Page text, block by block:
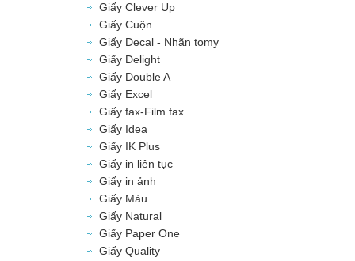
Giấy Clever Up
Giấy Cuộn
Giấy Decal - Nhãn tomy
Giấy Delight
Giấy Double A
Giấy Excel
Giấy fax-Film fax
Giấy Idea
Giấy IK Plus
Giấy in liên tục
Giấy in ảnh
Giấy Màu
Giấy Natural
Giấy Paper One
Giấy Quality